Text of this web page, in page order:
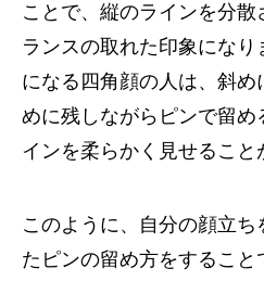
ことで、縦のラインを分
ランスの取れた印象にな
になる四角顔の人は、斜
めに残しながらピンで留め
インを柔らかく見せること
このように、自分の顔立
たピンの留め方をするこ